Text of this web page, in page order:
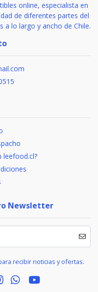
online, especialista en
de diferentes partes del
a lo largo y ancho de Chile.
leefood.cl?
Newsletter
recibir noticias y ofertas.